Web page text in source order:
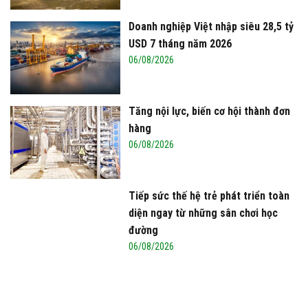
Doanh nghiệp Việt nhập siêu 28,5 tỷ
USD 7 tháng năm 2026
06/08/2026
Tăng nội lực, biến cơ hội thành đơn
hàng
06/08/2026
Tiếp sức thế hệ trẻ phát triển toàn
diện ngay từ những sân chơi học
đường
06/08/2026